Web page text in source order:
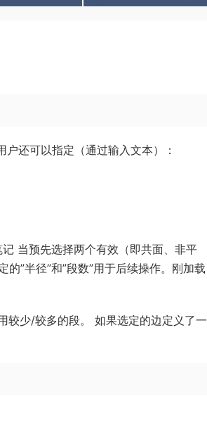
还可以指定（通过输入文本）：
当预先选择两个有效（即共面、非平
”半径”和”段数”用于后续操作。刚加载
较少/较多的段。 如果选定的边定义了一